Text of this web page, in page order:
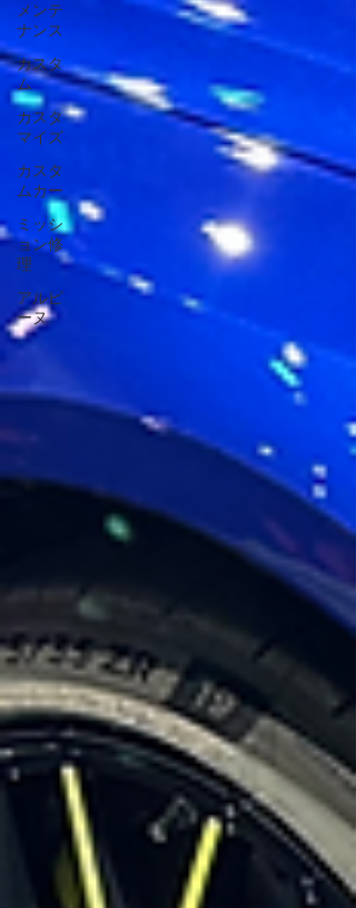
メンテ
ナンス
カスタ
ム
カスタ
マイズ
カスタ
ムカー
ミッシ
ョン修
理
アルピ
ーヌ